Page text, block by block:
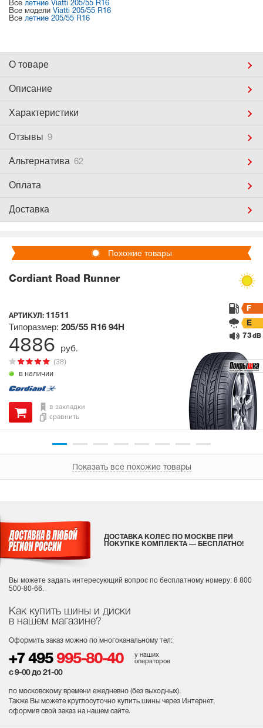
Все летние Viatti 205/55 R16
Все модели Viatti 205/55 R16
Все летние 205/55 R16
О товаре
Описание
Характеристики
Отзывы 9
Альтернатива 62
Оплата
Доставка
Похожие товары
Cordiant Road Runner
АРТИКУЛ: 11511
в наличии
(38)
Типоразмер: 205/55 R16 94H
F
E
73 dB
в закладки
сравнить
4886 руб.
Показать все похожие товары
Как купить шины и диски
в нашем магазине?
Оформить заказ можно по многоканальному тел:
+7 495 995-80-40
у наших
операторов
с 9-00 до 21-00
по московскому времени ежедневно (без выходных).
Также Вы можете круглосуточно купить шины через Интернет,
оформив свой заказ на нашем сайте.
ДОСТАВКА КОЛЕС ПО МОСКВЕ ПРИ
ПОКУПКЕ КОМПЛЕКТА — БЕСПЛАТНО!
Вы можете задать интересующий вопрос по бесплатному номеру: 8 800
500-80-66.